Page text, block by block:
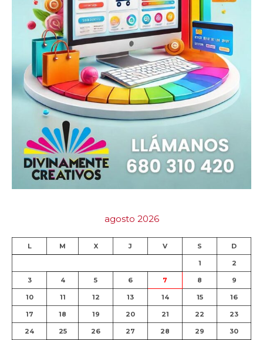
agosto 2026
L M X J V S D
1 2
3 4 5 6 7 8 9
10 11 12 13 14 15 16
17 18 19 20 21 22 23
24 25 26 27 28 29 30